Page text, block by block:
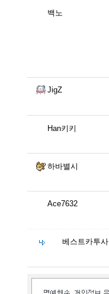
백노
JigZ
Han키키
하바별시
Ace7632
베스트카투사